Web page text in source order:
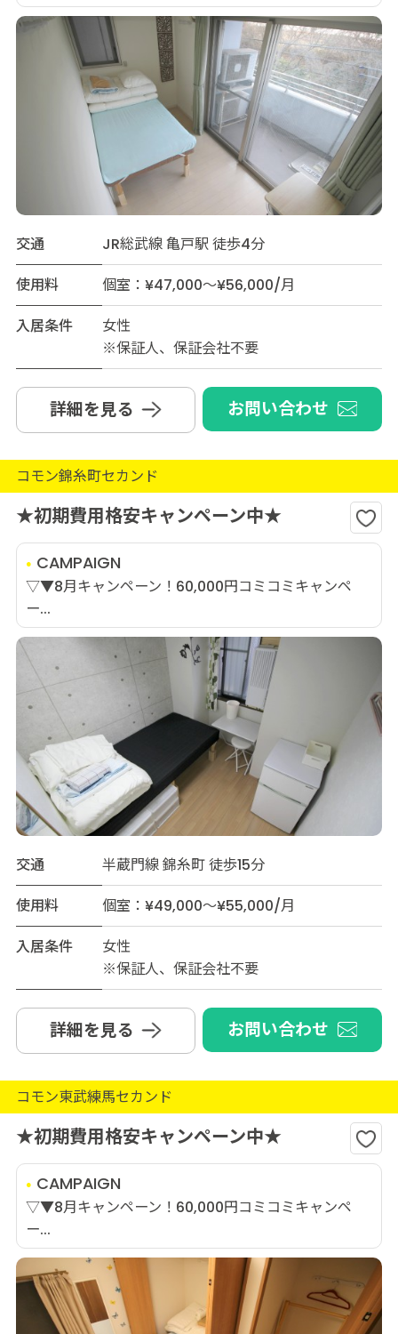
交通
JR総武線 亀戸駅 徒歩4分
使用料
個室：¥47,000～¥56,000/月
入居条件
女性
※保証人、保証会社不要
詳細を見る お問い合わせ
コモン錦糸町セカンド
★初期費用格安キャンペーン中★
CAMPAIGN
▽▼8月キャンペーン！60,000円コミコミキャンペ
ー...
交通
半蔵門線 錦糸町 徒歩15分
使用料
個室：¥49,000～¥55,000/月
入居条件
女性
※保証人、保証会社不要
詳細を見る お問い合わせ
コモン東武練馬セカンド
★初期費用格安キャンペーン中★
CAMPAIGN
▽▼8月キャンペーン！60,000円コミコミキャンペ
ー...